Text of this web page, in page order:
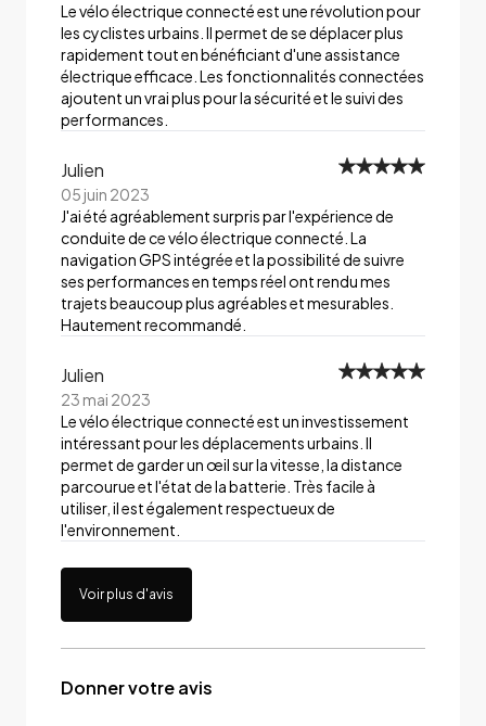
Le vélo électrique connecté est une révolution pour
les cyclistes urbains. Il permet de se déplacer plus
rapidement tout en bénéficiant d'une assistance
électrique efficace. Les fonctionnalités connectées
ajoutent un vrai plus pour la sécurité et le suivi des
performances.
Julien
05 juin 2023
J'ai été agréablement surpris par l'expérience de
conduite de ce vélo électrique connecté. La
navigation GPS intégrée et la possibilité de suivre
ses performances en temps réel ont rendu mes
trajets beaucoup plus agréables et mesurables.
Hautement recommandé.
Julien
23 mai 2023
Le vélo électrique connecté est un investissement
intéressant pour les déplacements urbains. Il
permet de garder un œil sur la vitesse, la distance
parcourue et l'état de la batterie. Très facile à
utiliser, il est également respectueux de
l'environnement.
Voir plus d'avis
Donner votre avis